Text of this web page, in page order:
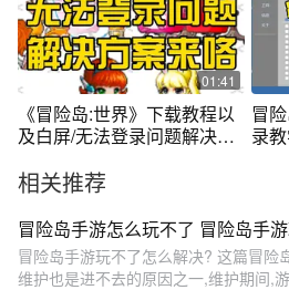
01:41
《冒险岛:世界》下载教程以
及白屏/无法登录问题解决方
砖 #游戏下载 #游戏解说 #游
戏赚钱
冒
录
相关推荐
冒险岛手游怎么玩不了 冒险岛手
冒险岛手游玩不了怎么解决? 这篇冒险
维护也是进不去的原因之一,维护期间,